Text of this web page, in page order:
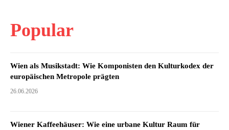
Popular
Wien als Musikstadt: Wie Komponisten den Kulturkodex der
europäischen Metropole prägten
26.06.2026
Wiener Kaffeehäuser: Wie eine urbane Kultur Raum für